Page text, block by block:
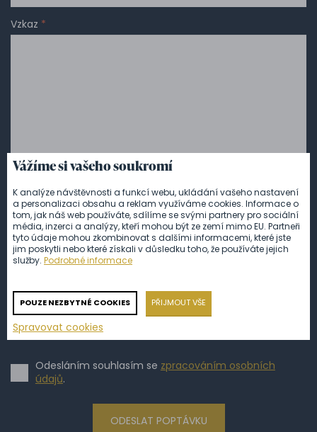
Vzkaz *
Abychom Vám mohli zaslat nabídku na míru a…
urychlili komunikaci, připojte do své poptávky co nejvíce informací -
předpokládaný počet hostů, místo konání události, představy o
realizace jednoho z nejpříjemnějších zážitků v životě Vás i Vašich
hostů.
Odesláním souhlasím se zpracováním osobních
údajů.
ODESLAT POPTÁVKU
Vážíme si vašeho soukromí
K analýze návštěvnosti a funkcí webu, ukládání vašeho nastavení
a personalizaci obsahu a reklam využíváme cookies. Informace o
tom, jak náš web používáte, sdílíme se svými partnery pro sociální
média, inzerci a analýzy, kteří mohou být ze zemí mimo EU. Partneři
tyto údaje mohou zkombinovat s dalšími informacemi, které jste
jim poskytli nebo které získali v důsledku toho, že používáte jejich
služby.Podrobné informace
POUZE NEZBYTNÉ COOKIES PŘIJMOUT VŠE
Spravovat cookies